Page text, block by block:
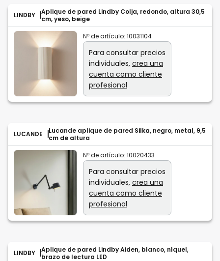
LINDBY
Aplique de pared Lindby Colja, redondo, altura 30,5
cm, yeso, beige
Nº de artículo: 10031104
Para consultar precios
individuales, crea una
cuenta como cliente
profesional
LUCANDE
Lucande aplique de pared Silka, negro, metal, 9,5
cm de altura
Nº de artículo: 10020433
Para consultar precios
individuales, crea una
cuenta como cliente
profesional
LINDBY
Aplique de pared Lindby Aiden, blanco, níquel,
brazo de lectura LED